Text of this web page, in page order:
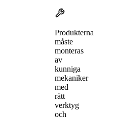
Produkterna
måste
monteras
av
kunniga
mekaniker
med
rätt
verktyg
och